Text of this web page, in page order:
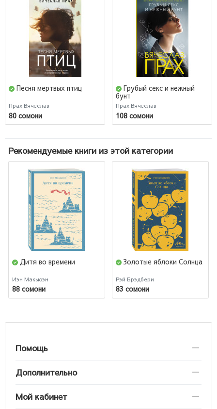
Песня мертвых птиц
Прах Вячеслав
80 сомони
Грубый секс и нежный
бунт
Прах Вячеслав
108 сомони
Рекомендуемые книги из этой категории
Дитя во времени
Иэн Макьюэн
88 сомони
Золотые яблоки Солнца
Рэй Брэдбери
83 сомони
Помощь
Дополнительно
Мой кабинет